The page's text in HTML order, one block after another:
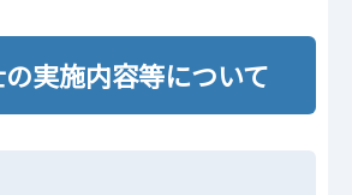
実施内容等について